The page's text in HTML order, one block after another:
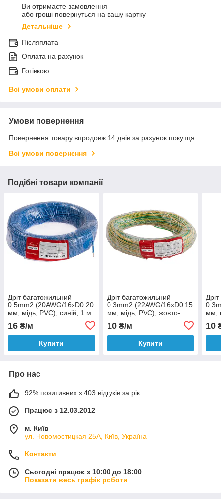
Ви отримаєте замовлення
або гроші повернуться на вашу картку
Детальніше
Післяплата
Оплата на рахунок
Готівкою
Всі умови оплати
Умови повернення
Повернення товару впродовж 14 днів за рахунок покупця
Всі умови повернення
Подібні товари компанії
Дріт багатожильний
0.5mm2 (20AWG/16xD0.20
мм, мідь, PVC), синій, 1 м
16 ₴/м
Купити
Дріт багатожильний
0.3mm2 (22AWG/16xD0.15
мм, мідь, PVC), жовто-
10₴/м
Купити
мм,
10
Про нас
92% позитивних з 403 відгуків за рік
Працює з 12.03.2012
м. Київ
ул. Новомостицкая 25А, Київ, Україна
Контакти
Сьогодні працює з 10:00 до 18:00
Показати весь графік роботи